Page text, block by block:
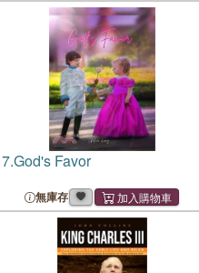
7.God's Favor
無庫存